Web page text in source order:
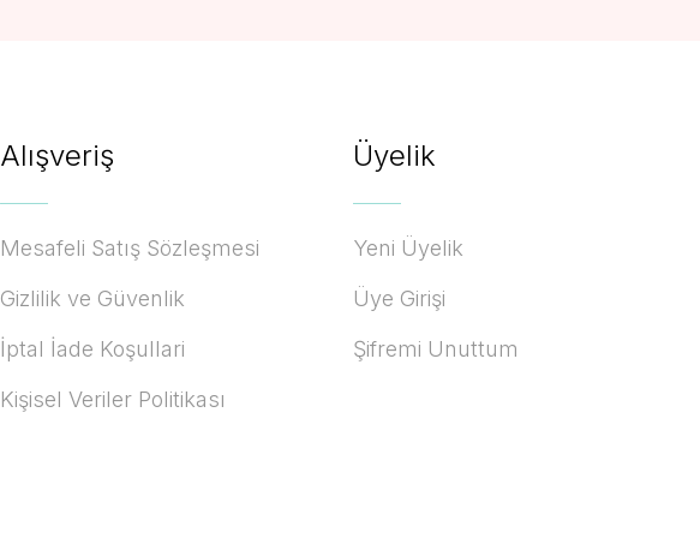
Alışveriş
Mesafeli Satış Sözleşmesi
Gizlilik ve Güvenlik
İptal İade Koşullari
Kişisel Veriler Politikası
Üyelik
Yeni Üyelik
Üye Girişi
Şifremi Unuttum